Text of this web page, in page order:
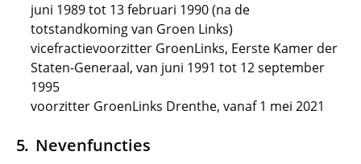
juni 1989 tot 13 februari 1990 (na de
totstandkoming van Groen Links)
vicefractievoorzitter GroenLinks, Eerste Kamer der
Staten-Generaal, van juni 1991 tot 12 september
1995
voorzitter GroenLinks Drenthe, vanaf 1 mei 2021
Nevenfuncties